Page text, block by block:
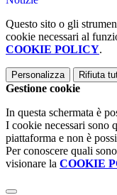
Questo sito o gli
cookie necessari al
COOKIE POLICY.
Personalizza Rifiuta
Gestione cookie
In questa schermata è
I cookie necessari sono
piattaforma e non è
Per conoscere quali
visionare la COOKIE